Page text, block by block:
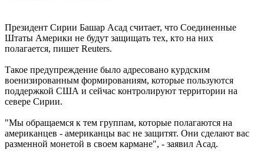
Президент Сирии Башар Асад считает, что Соединенные
Штаты Америки не будут защищать тех, кто на них
полагается, пишет Reuters.
Такое предупреждение было адресовано курдским
военизированным формированиям, которые пользуются
поддержкой США и сейчас контролируют территории на
севере Сирии.
"Мы обращаемся к тем группам, которые полагаются на
американцев - американцы вас не защитят. Они сделают вас
разменной монетой в своем кармане", - заявил Асад.